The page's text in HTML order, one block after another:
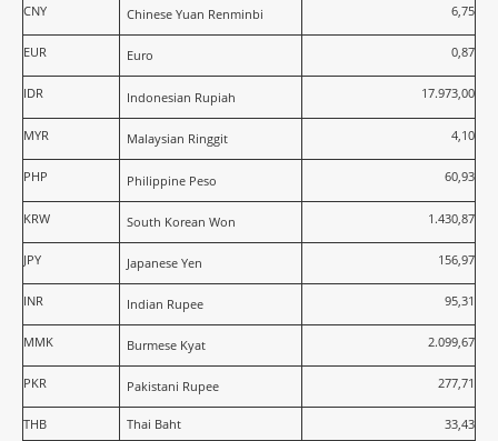
CNY Chinese Yuan Renminbi 6,75
EUR Euro 0,87
IDR Indonesian Rupiah 17.973,00
MYR Malaysian Ringgit 4,10
PHP Philippine Peso 60,93
KRW South Korean Won 1.430,87
JPY Japanese Yen 156,97
INR Indian Rupee 95,31
MMK Burmese Kyat 2.099,67
PKR Pakistani Rupee 277,71
THB Thai Baht
33,43